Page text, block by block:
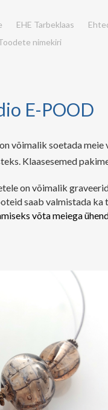
EHE Tarbeklaas
nimekiri
E-POOD
võimalik soetada
Klaasesemed
on võimalik
saab valmistada ka
võta meiega